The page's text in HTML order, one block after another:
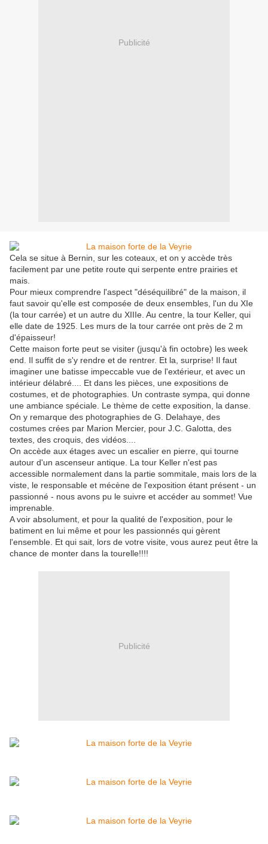
Publicité
Cela se situe à Bernin, sur les coteaux, et on y accède très
facilement par une petite route qui serpente entre prairies et
mais.
Pour mieux comprendre l'aspect "déséquilibré" de la maison, il
faut savoir qu'elle est composée de deux ensembles, l'un du XIe
(la tour carrée) et un autre du XIIIe. Au centre, la tour Keller, qui
elle date de 1925. Les murs de la tour carrée ont près de 2 m
d'épaisseur!
Cette maison forte peut se visiter (jusqu'à fin octobre) les week
end. Il suffit de s'y rendre et de rentrer. Et la, surprise! Il faut
imaginer une batisse impeccable vue de l'extérieur, et avec un
intérieur délabré.... Et dans les pièces, une expositions de
costumes, et de photographies. Un contraste sympa, qui donne
une ambiance spéciale. Le thème de cette exposition, la danse.
On y remarque des photographies de G. Delahaye, des
costumes crées par Marion Mercier, pour J.C. Galotta, des
textes, des croquis, des vidéos....
On accède aux étages avec un escalier en pierre, qui tourne
autour d'un ascenseur antique. La tour Keller n'est pas
accessible normalement dans la partie sommitale, mais lors de la
viste, le responsable et mécène de l'exposition étant présent - un
passionné - nous avons pu le suivre et accéder au sommet! Vue
imprenable.
A voir absolument, et pour la qualité de l'exposition, pour le
batiment en lui même et pour les passionnés qui gèrent
l'ensemble. Et qui sait, lors de votre visite, vous aurez peut être la
chance de monter dans la tourelle!!!!
Publicité